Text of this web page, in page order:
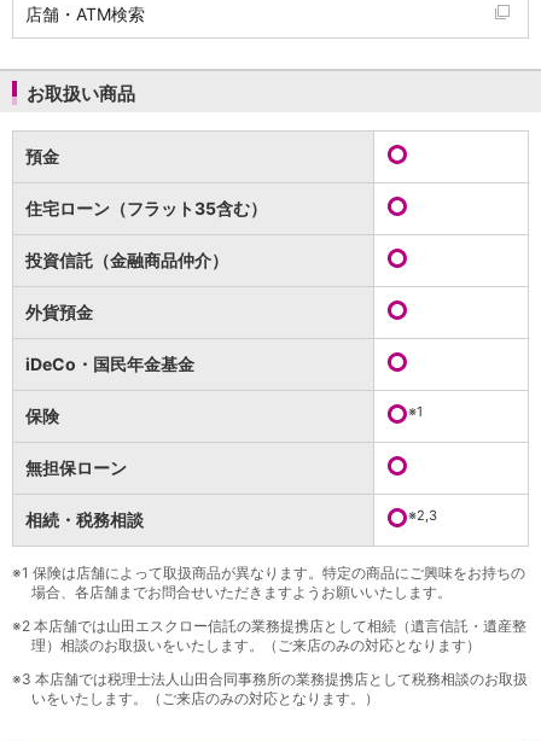
お借換えの方
フラット35
リ・バース60
カードローン
目的別ローンマイページ
保険
保険TOP
医療保険
就業不能保険
海外旅行保険
国内旅行傷害保険
スマホ保険
傷害保険
介護保険
カード
クレジットカード
デビットカード
インターネットバンキング
アプリ
イオン銀行アプリTOP
通帳アプリ
イオン銀行PayB
イオングループアプリ
店舗・ATM検索
お取扱い商品
預金
住宅ローン（フラット35含む）
投資信託（金融商品仲介）
外貨預金
iDeCo・国民年金基金
保険 ※1
無担保ローン
相続・税務相談 ※2,3
※1 保険は店舗によって取扱商品が異なります。特定の商品にご興味をお持ちの
場合、各店舗までお問合せいただきますようお願いいたします。
※2 本店舗では山田エスクロー信託の業務提携店として相続（遺言信託・遺産整
理）相談のお取扱いをいたします。（ご来店のみの対応となります）
※3 本店舗では税理士法人山田合同事務所の業務提携店として税務相談のお取扱
いをいたします。（ご来店のみの対応となります。）